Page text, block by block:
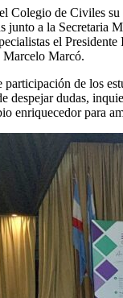
Colegio de Civiles su
junto a la Secretaria
el
Marcó.
participación de los
despejar dudas,
enriquecedor para